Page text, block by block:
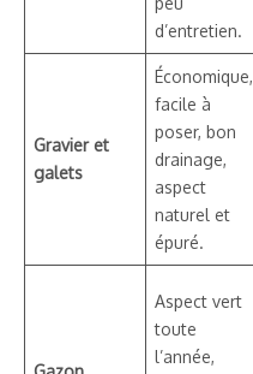
d’entretien.
Gravier et
galets
Économique,
facile à
poser, bon
drainage,
aspect
naturel et
épuré.
Aspect vert
toute
l’année,